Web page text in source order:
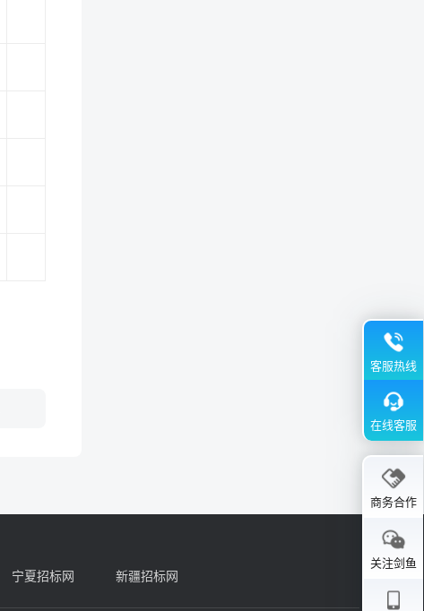
客服热线
在线客服
商务合作
关注剑鱼
宁夏招标网 新疆招标网